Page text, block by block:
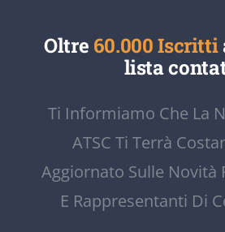
Oltre 60.000 Iscritti
lista
Ti Informiamo Che La
ATSC Ti Terrà
Aggiornato Sulle Novità
E Rappresentanti Di